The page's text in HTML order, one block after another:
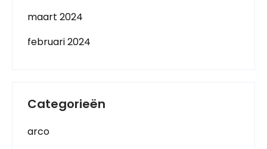
maart 2024
februari 2024
Categorieën
arco